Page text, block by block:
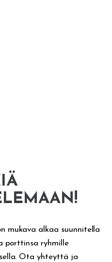
mukava alkaa suunnitella
porttinsa ryhmille
Ota yhteyttä ja